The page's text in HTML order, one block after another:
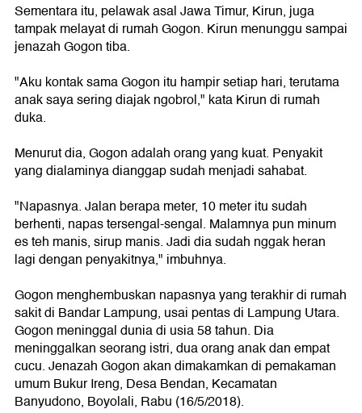
Sementara itu, pelawak asal Jawa Timur, Kirun, juga
tampak melayat di rumah Gogon. Kirun menunggu sampai
jenazah Gogon tiba.
"Aku kontak sama Gogon itu hampir setiap hari, terutama
anak saya sering diajak ngobrol," kata Kirun di rumah
duka.
Menurut dia, Gogon adalah orang yang kuat. Penyakit
yang dialaminya dianggap sudah menjadi sahabat.
"Napasnya. Jalan berapa meter, 10 meter itu sudah
berhenti, napas tersengal-sengal. Malamnya pun minum
es teh manis, sirup manis. Jadi dia sudah nggak heran
lagi dengan penyakitnya," imbuhnya.
Gogon menghembuskan napasnya yang terakhir di rumah
sakit di Bandar Lampung, usai pentas di Lampung Utara.
Gogon meninggal dunia di usia 58 tahun. Dia
meninggalkan seorang istri, dua orang anak dan empat
cucu. Jenazah Gogon akan dimakamkan di pemakaman
umum Bukur Ireng, Desa Bendan, Kecamatan
Banyudono, Boyolali, Rabu (16/5/2018).